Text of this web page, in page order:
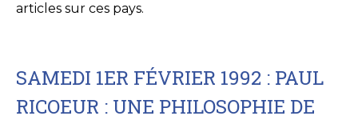
articles sur ces pays.
SAMEDI 1ER FÉVRIER 1992 : PAUL
RICOEUR : UNE PHILOSOPHIE DE